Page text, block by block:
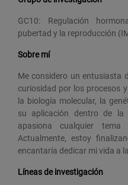
GC10: Regulación
pubertad y la reproducción
Sobre mí
Me considero un entusiasta
curiosidad por los procesos
la biología molecular, la
su aplicación dentro de la
apasiona cualquier
Actualmente, estoy
encantaría dedicar mi vida a
Líneas de investigación